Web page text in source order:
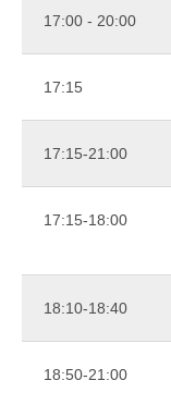
17:00 - 20:00
17:15
17:15-21:00
17:15-18:00
18:10-18:40
18:50-21:00